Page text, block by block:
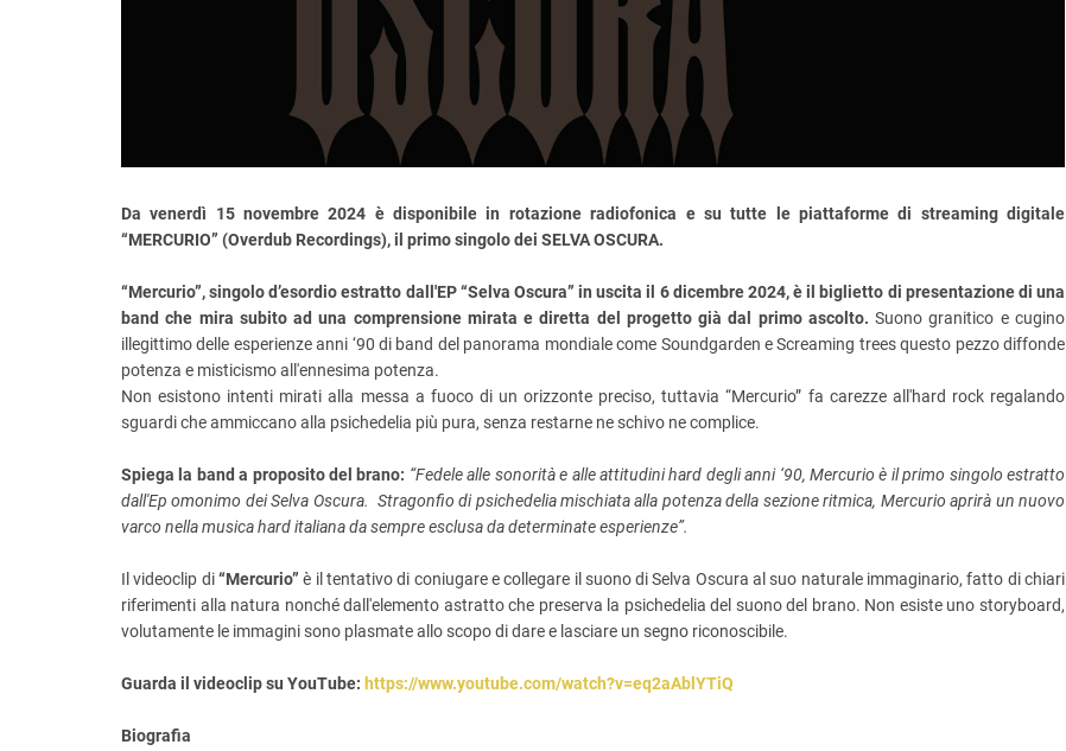
Da venerdì 15 novembre 2024 è disponibile in rotazione radiofonica e su tutte le piattaforme di streaming digitale
“MERCURIO” (Overdub Recordings), il primo singolo dei SELVA OSCURA.
“Mercurio”, singolo d’esordio estratto dall'EP “Selva Oscura” in uscita il 6 dicembre 2024, è il biglietto di presentazione di una
band che mira subito ad una comprensione mirata e diretta del progetto già dal primo ascolto.Suono granitico e cugino
illegittimo delle esperienze anni ‘90 di band del panorama mondiale come Soundgarden e Screaming trees questo pezzo diffonde
potenza e misticismo all'ennesima potenza.
Non esistono intenti mirati alla messa a fuoco di un orizzonte preciso, tuttavia “Mercurio” fa carezze all'hard rock regalando
sguardi che ammiccano alla psichedelia più pura, senza restarne ne schivo ne complice.
Spiega la band a proposito del brano: “Fedele alle sonorità e alle attitudini hard degli anni ‘90, Mercurio è il primo singolo estratto
dall'Ep omonimo dei Selva Oscura. Stragonfio di psichedelia mischiata alla potenza della sezione ritmica, Mercurio aprirà un nuovo
varco nella musica hard italiana da sempre esclusa da determinate esperienze”.
Il videoclip di“Mercurio” è il tentativo di coniugare e collegare il suono di Selva Oscura al suo naturale immaginario, fatto di chiari
riferimenti alla natura nonché dall'elemento astratto che preserva la psichedelia del suono del brano. Non esiste uno storyboard,
volutamente le immagini sono plasmate allo scopo di dare e lasciare un segno riconoscibile.
Guarda il videoclip su YouTube: https://www.youtube.com/watch?v=eq2aAblYTiQ
Biografia